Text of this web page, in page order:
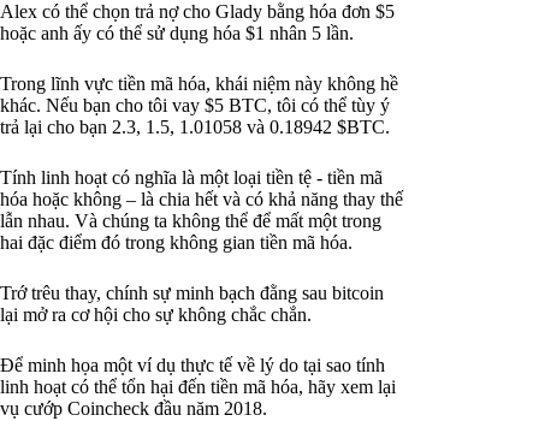
Alex có thể chọn trả nợ cho Glady bằng hóa đơn $5
hoặc anh ấy có thể sử dụng hóa $1 nhân 5 lần.
Trong lĩnh vực tiền mã hóa, khái niệm này không hề
khác. Nếu bạn cho tôi vay $5 BTC, tôi có thể tùy ý
trả lại cho bạn 2.3, 1.5, 1.01058 và 0.18942 $BTC.
Tính linh hoạt có nghĩa là một loại tiền tệ - tiền mã
hóa hoặc không – là chia hết và có khả năng thay thế
lẫn nhau. Và chúng ta không thể để mất một trong
hai đặc điểm đó trong không gian tiền mã hóa.
Trớ trêu thay, chính sự minh bạch đằng sau bitcoin
lại mở ra cơ hội cho sự không chắc chắn.
Để minh họa một ví dụ thực tế về lý do tại sao tính
linh hoạt có thể tổn hại đến tiền mã hóa, hãy xem lại
vụ cướp Coincheck đầu năm 2018.